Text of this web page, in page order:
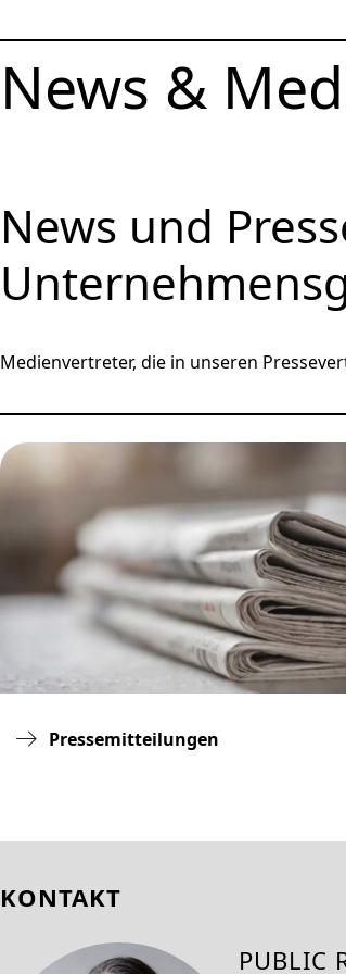
News &
News und
Medienvertreter, die in unseren
Pressemitteilungen
KONTAKT
PUBLIC